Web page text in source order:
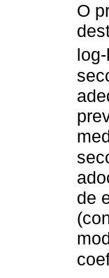
O
de